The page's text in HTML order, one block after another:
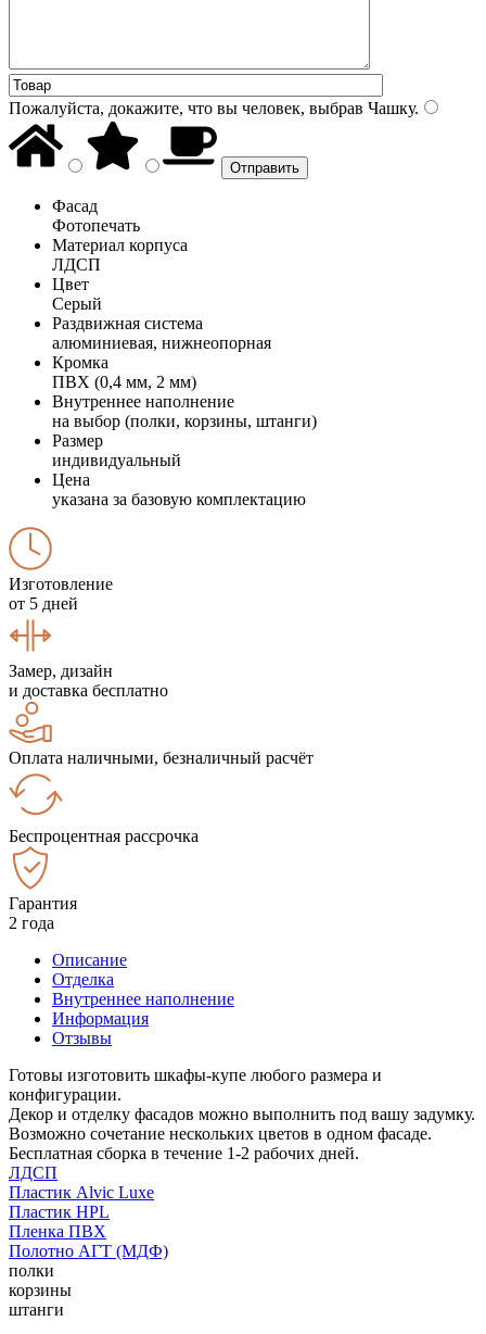
Пожалуйста, докажите, что вы человек, выбрав Чашку.
Фасад
Фотопечать
Материал корпуса
ЛДСП
Цвет
Серый
Раздвижная система
алюминиевая, нижнеопорная
Кромка
ПВХ (0,4 мм, 2 мм)
Внутреннее наполнение
на выбор (полки, корзины, штанги)
Размер
индивидуальный
Цена
указана за базовую комплектацию
Изготовление
от 5 дней
Замер, дизайн
и доставка бесплатно
Оплата наличными, безналичный расчёт
Беспроцентная рассрочка
Гарантия
2 года
Описание
Отделка
Внутреннее наполнение
Информация
Отзывы
Готовы изготовить шкафы-купе любого размера и
конфигурации.
Декор и отделку фасадов можно выполнить под вашу задумку.
Возможно сочетание нескольких цветов в одном фасаде.
Бесплатная сборка в течение 1-2 рабочих дней.
ЛДСП
Пластик Alvic Luxe
Пластик HPL
Пленка ПВХ
Полотно АГТ (МДФ)
полки
корзины
штанги